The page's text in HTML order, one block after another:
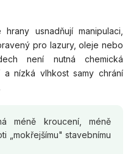
usnadňují manipulaci,
pro lazury, oleje nebo
není nutná chemická
nízká vlhkost samy chrání
méně kroucení, méně
„mokřejšímu" stavebnímu